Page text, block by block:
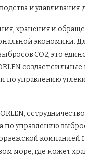
и улавливания
хранения и
экономики.
CO2, это
создает
по управлению
сотрудничество
по управлению
море, где может